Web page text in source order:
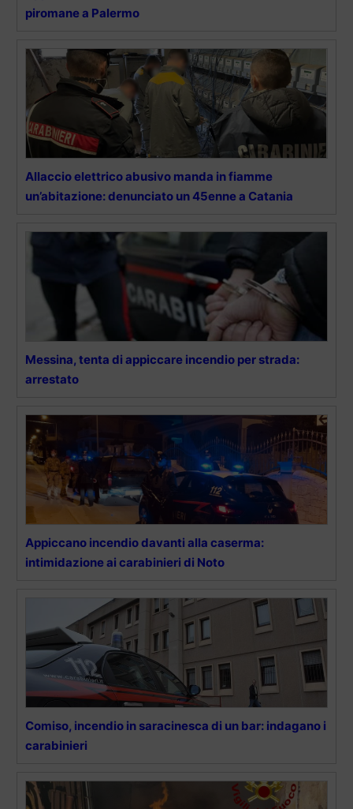
piromane a Palermo
Allaccio elettrico abusivo manda in fiamme
un’abitazione: denunciato un 45enne a Catania
Messina, tenta di appiccare incendio per strada:
arrestato
Appiccano incendio davanti alla caserma:
intimidazione ai carabinieri di Noto
Comiso, incendio in saracinesca di un bar: indagano i
carabinieri